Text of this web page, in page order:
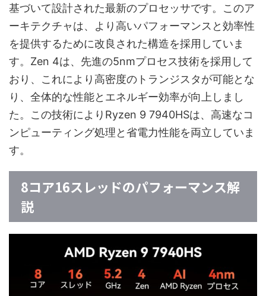
基づいて設計された最新のプロセッサです。このア
ーキテクチャは、より高いパフォーマンスと効率性
を提供するために改良された構造を採用していま
す。Zen 4は、先進の5nmプロセス技術を採用して
おり、これにより高密度のトランジスタが可能とな
り、全体的な性能とエネルギー効率が向上しまし
た。この技術によりRyzen 9 7940HSは、高速なコ
ンピューティング処理と省電力性能を両立していま
す。
8コア16スレッドのパフォーマンス解
説